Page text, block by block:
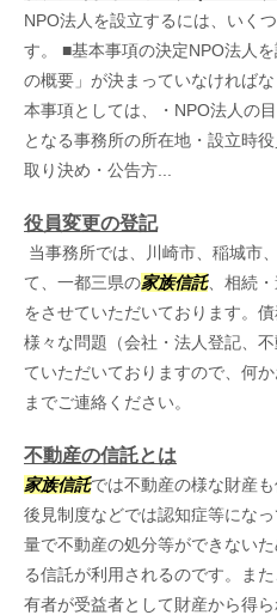
NPO法人を設立するには、いく
す。 ■基本事項の決定NPO法人
の概要」が決まっていなければ
本事項としては、・NPO法人の
となる事務所の所在地・設立時
取り決め・公告方...
役員変更の登記
当事務所では、川崎市、稲城市
て、一都三県の家族信託、相続
をさせていただいております。
様々な問題（会社・法人登記、
ていただいておりますので、何
までご連絡ください。
不動産の信託とは
家族信託では不動産の様な財産
後見制度などでは認知症等にな
量で不動産の処分等ができない
る信託が利用されるのです。また
有者が受益者として財産から得